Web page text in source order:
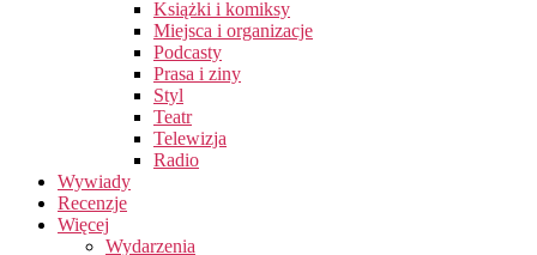
Książki i komiksy
Miejsca i organizacje
Podcasty
Prasa i ziny
Styl
Teatr
Telewizja
Radio
Wywiady
Recenzje
Więcej
Wydarzenia